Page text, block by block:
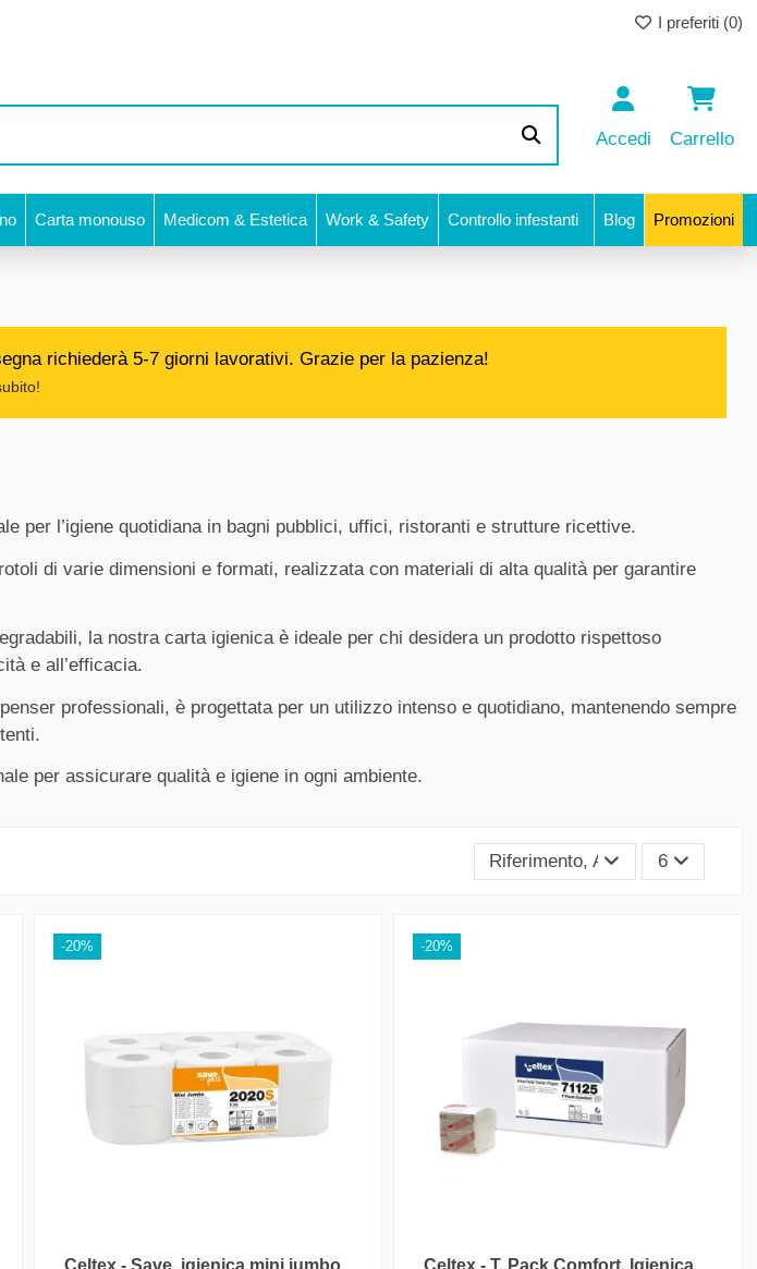
I preferiti (0)
Accedi Carrello
Carta monouso Medicom & Estetica Work & Safety Controllo infestanti Promozioni
Blog
richiederà 5-7 giorni lavorativi. Grazie per la pazienza!
per l’igiene quotidiana in bagni pubblici, uffici, ristoranti e strutture ricettive.
di varie dimensioni e formati, realizzata con materiali di alta qualità per garantire
la nostra carta igienica è ideale per chi desidera un prodotto rispettoso
e all’efficacia.
professionali, è progettata per un utilizzo intenso e quotidiano, mantenendo sempre
per assicurare qualità e igiene in ogni ambiente.
Riferimento, A - Z 6
-20%
Celtex - Save, igienica mini jumbo
-20%
Celtex - T. Pack Comfort, Igienica